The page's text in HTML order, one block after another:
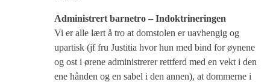
Administrert barnetro – Indoktrineringen
Vi er alle lært å tro at domstolen er uavhengig og
upartisk (jf fru Justitia hvor hun med bind for øynene
og ost i ørene administrerer rettferd med en vekt i den
ene hånden og en sabel i den annen), at dommerne i